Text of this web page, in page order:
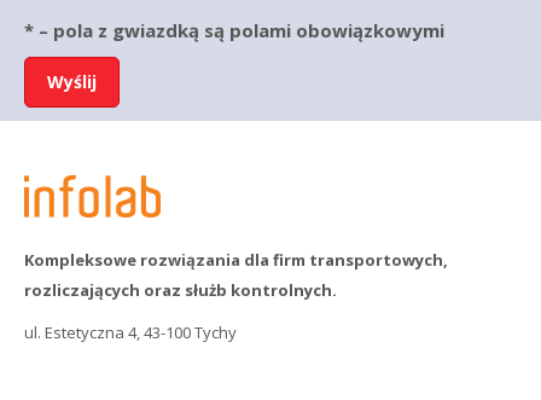
* – pola z gwiazdką są polami obowiązkowymi
Kompleksowe rozwiązania dla firm transportowych,
rozliczających oraz służb kontrolnych.
ul. Estetyczna 4, 43-100 Tychy